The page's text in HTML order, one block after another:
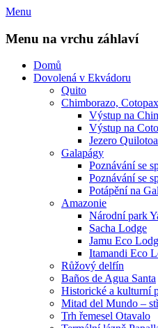
Přejít
obsahu
Menu
Menu na vrchu záhlaví
Domů
Dovolená v Ekvádoru
Quito
Chimborazo,
Výstup na
Výstup na
Jezero Quilotoa
Galapágy
Poznávání se
Poznávání se
Potápění na
Amazonie
Národní park
Sacha Lodge
Jamu Eco
Itamandi Eco
Růžový delfín
Baños de Agua Santa
Historické a kulturní
Mitad del Mundo –
Trh řemesel Otavalo